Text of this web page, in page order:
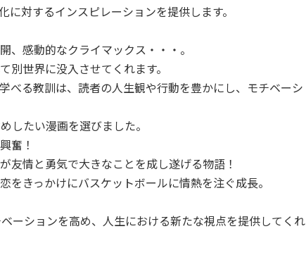
対するインスピレーションを提供します。
、感動的なクライマックス・・・。
別世界に没入させてくれます。
べる教訓は、読者の人生観や行動を豊かにし、モチベーシ
したい漫画を選びました。
奮！
友情と勇気で大きなことを成し遂げる物語！
をきっかけにバスケットボールに情熱を注ぐ成長。
ーションを高め、人生における新たな視点を提供してくれ